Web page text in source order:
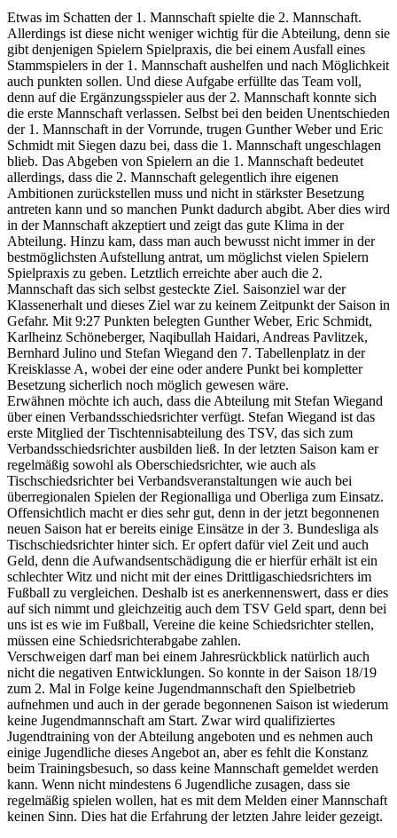
Etwas im Schatten der 1. Mannschaft spielte die 2. Mannschaft.
Allerdings ist diese nicht weniger wichtig für die Abteilung, denn sie
gibt denjenigen Spielern Spielpraxis, die bei einem Ausfall eines
Stammspielers in der 1. Mannschaft aushelfen und nach Möglichkeit
auch punkten sollen. Und diese Aufgabe erfüllte das Team voll,
denn auf die Ergänzungsspieler aus der 2. Mannschaft konnte sich
die erste Mannschaft verlassen. Selbst bei den beiden Unentschieden
der 1. Mannschaft in der Vorrunde, trugen Gunther Weber und Eric
Schmidt mit Siegen dazu bei, dass die 1. Mannschaft ungeschlagen
blieb. Das Abgeben von Spielern an die 1. Mannschaft bedeutet
allerdings, dass die 2. Mannschaft gelegentlich ihre eigenen
Ambitionen zurückstellen muss und nicht in stärkster Besetzung
antreten kann und so manchen Punkt dadurch abgibt. Aber dies wird
in der Mannschaft akzeptiert und zeigt das gute Klima in der
Abteilung. Hinzu kam, dass man auch bewusst nicht immer in der
bestmöglichsten Aufstellung antrat, um möglichst vielen Spielern
Spielpraxis zu geben. Letztlich erreichte aber auch die 2.
Mannschaft das sich selbst gesteckte Ziel. Saisonziel war der
Klassenerhalt und dieses Ziel war zu keinem Zeitpunkt der Saison in
Gefahr. Mit 9:27 Punkten belegten Gunther Weber, Eric Schmidt,
Karlheinz Schöneberger, Naqibullah Haidari, Andreas Pavlitzek,
Bernhard Julino und Stefan Wiegand den 7. Tabellenplatz in der
Kreisklasse A, wobei der eine oder andere Punkt bei kompletter
Besetzung sicherlich noch möglich gewesen wäre.
Erwähnen möchte ich auch, dass die Abteilung mit Stefan Wiegand
über einen Verbandsschiedsrichter verfügt. Stefan Wiegand ist das
erste Mitglied der Tischtennisabteilung des TSV, das sich zum
Verbandsschiedsrichter ausbilden ließ. In der letzten Saison kam er
regelmäßig sowohl als Oberschiedsrichter, wie auch als
Tischschiedsrichter bei Verbandsveranstaltungen wie auch bei
überregionalen Spielen der Regionalliga und Oberliga zum Einsatz.
Offensichtlich macht er dies sehr gut, denn in der jetzt begonnenen
neuen Saison hat er bereits einige Einsätze in der 3. Bundesliga als
Tischschiedsrichter hinter sich. Er opfert dafür viel Zeit und auch
Geld, denn die Aufwandsentschädigung die er hierfür erhält ist ein
schlechter Witz und nicht mit der eines Drittligaschiedsrichters im
Fußball zu vergleichen. Deshalb ist es anerkennenswert, dass er dies
auf sich nimmt und gleichzeitig auch dem TSV Geld spart, denn bei
uns ist es wie im Fußball, Vereine die keine Schiedsrichter stellen,
müssen eine Schiedsrichterabgabe zahlen.
Verschweigen darf man bei einem Jahresrückblick natürlich auch
nicht die negativen Entwicklungen. So konnte in der Saison 18/19
zum 2. Mal in Folge keine Jugendmannschaft den Spielbetrieb
aufnehmen und auch in der gerade begonnenen Saison ist wiederum
keine Jugendmannschaft am Start. Zwar wird qualifiziertes
Jugendtraining von der Abteilung angeboten und es nehmen auch
einige Jugendliche dieses Angebot an, aber es fehlt die Konstanz
beim Trainingsbesuch, so dass keine Mannschaft gemeldet werden
kann. Wenn nicht mindestens 6 Jugendliche zusagen, dass sie
regelmäßig spielen wollen, hat es mit dem Melden einer Mannschaft
keinen Sinn. Dies hat die Erfahrung der letzten Jahre leider gezeigt.